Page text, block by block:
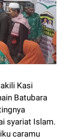
Kasi
Batubara
syariat Islam.
caramu